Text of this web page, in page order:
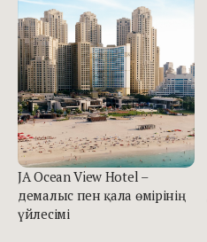
JA Ocean View Hotel –
демалыс пен қала өмірінің
үйлесімі